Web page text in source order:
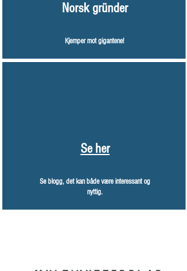
Norsk gründer
Kjemper mot gigantene!
Se her
Se blogg, det kan både være interessant og
nyttig.